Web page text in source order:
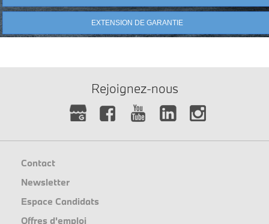
EXTENSION DE GARANTIE
Rejoignez-nous
Contact
Newsletter
Espace Candidats
Offres d'emploi